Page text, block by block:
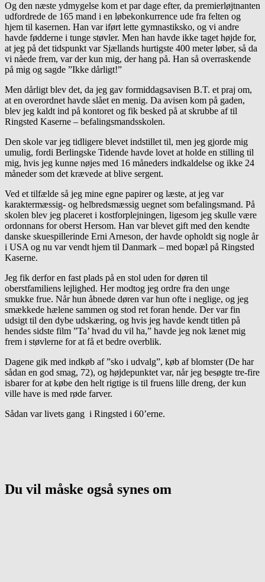
Og den næste ydmygelse kom et par dage efter, da premierløjtnanten
udfordrede de 165 mand i en løbekonkurrence ude fra felten og
hjem til kasernen. Han var iført lette gymnastiksko, og vi andre
havde fødderne i tunge støvler. Men han havde ikke taget højde for,
at jeg på det tidspunkt var Sjællands hurtigste 400 meter løber, så da
vi nåede frem, var der kun mig, der hang på. Han så overraskende
på mig og sagde ”Ikke dårligt!”
Men dårligt blev det, da jeg gav formiddagsavisen B.T. et praj om,
at en overordnet havde slået en menig. Da avisen kom på gaden,
blev jeg kaldt ind på kontoret og fik besked på at skrubbe af til
Ringsted Kaserne – befalingsmandsskolen.
Den skole var jeg tidligere blevet indstillet til, men jeg gjorde mig
umulig, fordi Berlingske Tidende havde lovet at holde en stilling til
mig, hvis jeg kunne nøjes med 16 måneders indkaldelse og ikke 24
måneder som det krævede at blive sergent.
Ved et tilfælde så jeg mine egne papirer og læste, at jeg var
karaktermæssig- og helbredsmæssig uegnet som befalingsmand. På
skolen blev jeg placeret i kostforplejningen, ligesom jeg skulle være
ordonnans for oberst Hersom. Han var blevet gift med den kendte
danske skuespillerinde Erni Arneson, der havde opholdt sig nogle år
i USA og nu var vendt hjem til Danmark – med bopæl på Ringsted
Kaserne.
Jeg fik derfor en fast plads på en stol uden for døren til
oberstfamiliens lejlighed. Her modtog jeg ordre fra den unge
smukke frue. Når hun åbnede døren var hun ofte i neglige, og jeg
smækkede hælene sammen og stod ret foran hende. Der var fin
udsigt til den dybe udskæring, og hvis jeg havde kendt titlen på
hendes sidste film ”Ta’ hvad du vil ha,” havde jeg nok lænet mig
frem i støvlerne for at få et bedre overblik.
Dagene gik med indkøb af ”sko i udvalg”, køb af blomster (De har
sådan en god smag, 72), og højdepunktet var, når jeg besøgte tre-fire
isbarer for at købe den helt rigtige is til fruens lille dreng, der kun
ville have is med røde farver.
Sådan var livets gang i Ringsted i 60’erne.
Du vil måske også synes om